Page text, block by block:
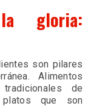
gloria:
son pilares
Alimentos
de
que son